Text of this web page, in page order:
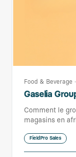
Food & Beverage ·
Gaselia
Comment le
magasins en
FieldPro Sales